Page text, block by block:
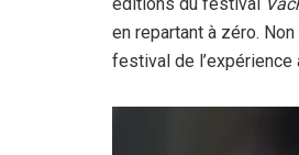
en repartant à zéro.
festival de l’expérience